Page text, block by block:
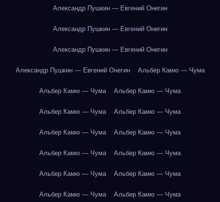
Александр Пушкин — Евгений Онегин
Александр Пушкин — Евгений Онегин
Александр Пушкин — Евгений Онегин
Александр Пушкин — Евгений Онегин Альбер Камю — Чума
Альбер Камю — Чума Альбер Камю — Чума
Альбер Камю — Чума Альбер Камю — Чума
Альбер Камю — Чума Альбер Камю — Чума
Альбер Камю — Чума Альбер Камю — Чума
Альбер Камю — Чума Альбер Камю — Чума
Альбер Камю — Чума Альбер Камю — Чума